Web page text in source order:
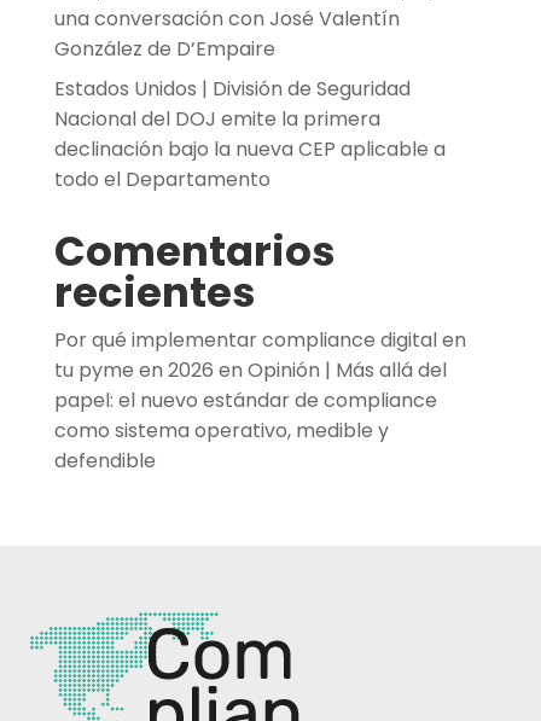
una conversación con José Valentín
González de D’Empaire
Estados Unidos | División de Seguridad
Nacional del DOJ emite la primera
declinación bajo la nueva CEP aplicable a
todo el Departamento
Comentarios
recientes
Por qué implementar compliance digital en
tu pyme en 2026 en Opinión | Más allá del
papel: el nuevo estándar de compliance
como sistema operativo, medible y
defendible